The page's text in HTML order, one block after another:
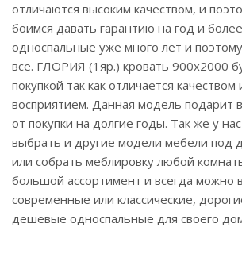
отличаются высоким качеством, и
боимся давать гарантию на год и
односпальные уже много лет и
все. ГЛОРИЯ (1яр.) кровать 900х2000
покупкой так как отличается
восприятием. Данная модель подарит
от покупки на долгие годы. Так же у
выбрать и другие модели мебели под
или собрать меблировку любой
большой ассортимент и всегда можно
современные или классические,
дешевые односпальные для своего